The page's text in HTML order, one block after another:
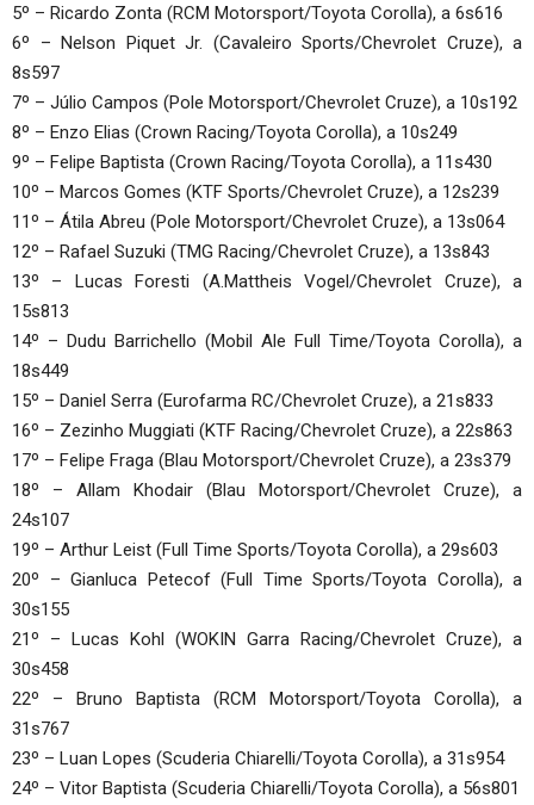
5º – Ricardo Zonta (RCM Motorsport/Toyota Corolla), a 6s616
6º – Nelson Piquet Jr. (Cavaleiro Sports/Chevrolet Cruze), a
8s597
7º – Júlio Campos (Pole Motorsport/Chevrolet Cruze), a 10s192
8º – Enzo Elias (Crown Racing/Toyota Corolla), a 10s249
9º – Felipe Baptista (Crown Racing/Toyota Corolla), a 11s430
10º – Marcos Gomes (KTF Sports/Chevrolet Cruze), a 12s239
11º – Átila Abreu (Pole Motorsport/Chevrolet Cruze), a 13s064
12º – Rafael Suzuki (TMG Racing/Chevrolet Cruze), a 13s843
13º – Lucas Foresti (A.Mattheis Vogel/Chevrolet Cruze), a
15s813
14º – Dudu Barrichello (Mobil Ale Full Time/Toyota Corolla), a
18s449
15º – Daniel Serra (Eurofarma RC/Chevrolet Cruze), a 21s833
16º – Zezinho Muggiati (KTF Racing/Chevrolet Cruze), a 22s863
17º – Felipe Fraga (Blau Motorsport/Chevrolet Cruze), a 23s379
18º – Allam Khodair (Blau Motorsport/Chevrolet Cruze), a
24s107
19º – Arthur Leist (Full Time Sports/Toyota Corolla), a 29s603
20º – Gianluca Petecof (Full Time Sports/Toyota Corolla), a
30s155
21º – Lucas Kohl (WOKIN Garra Racing/Chevrolet Cruze), a
30s458
22º – Bruno Baptista (RCM Motorsport/Toyota Corolla), a
31s767
23º – Luan Lopes (Scuderia Chiarelli/Toyota Corolla), a 31s954
24º – Vitor Baptista (Scuderia Chiarelli/Toyota Corolla), a 56s801